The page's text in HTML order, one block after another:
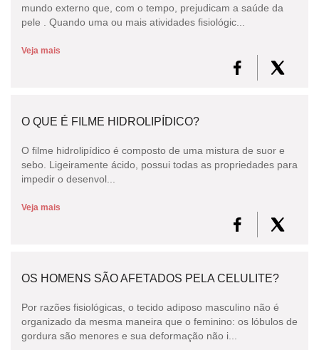
mundo externo que, com o tempo, prejudicam a saúde da
pele . Quando uma ou mais atividades fisiológic...
Veja mais
O QUE É FILME HIDROLIPÍDICO?
O filme hidrolipídico é composto de uma mistura de suor e
sebo. Ligeiramente ácido, possui todas as propriedades para
impedir o desenvol...
Veja mais
OS HOMENS SÃO AFETADOS PELA CELULITE?
Por razões fisiológicas, o tecido adiposo masculino não é
organizado da mesma maneira que o feminino: os lóbulos de
gordura são menores e sua deformação não i...